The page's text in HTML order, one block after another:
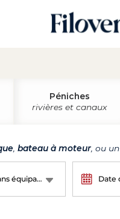
Péniches
rivières et canaux
bateau à moteur , ou un
Avec ou sans équipage ? Date